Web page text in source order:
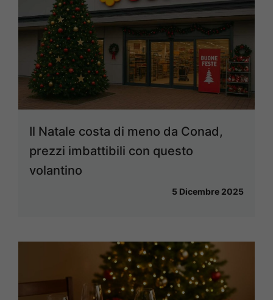
Il Natale costa di meno da Conad,
prezzi imbattibili con questo
volantino
5 Dicembre 2025